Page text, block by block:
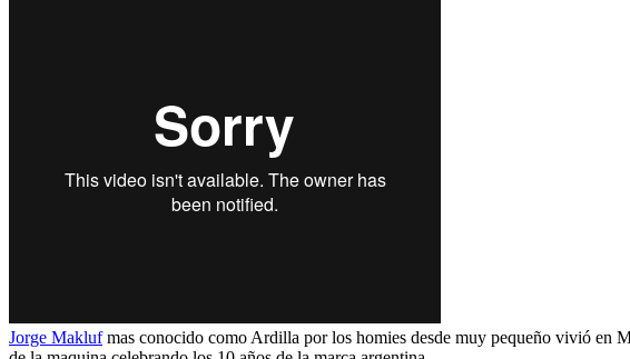
Jorge Maklufmas conocido como Ardilla por los homies desde muy pequeño vivió en